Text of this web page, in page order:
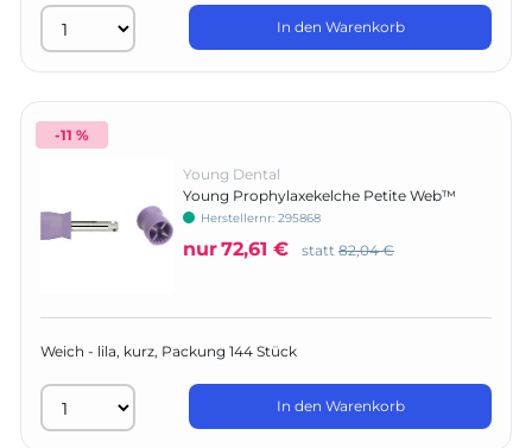
In den Warenkorb
-11 %
Young Dental
Young Prophylaxekelche Petite Web™
Latch Cup
Herstellernr: 295868
nur72,61 € statt 82,04 €
Weich - lila, kurz, Packung 144 Stück
In den Warenkorb